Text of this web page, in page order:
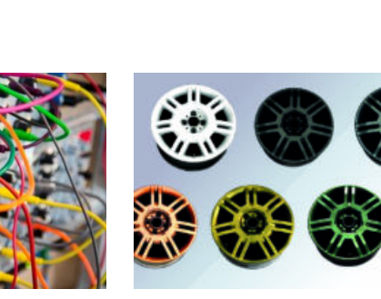
PáginaPáginaPáginaPágina